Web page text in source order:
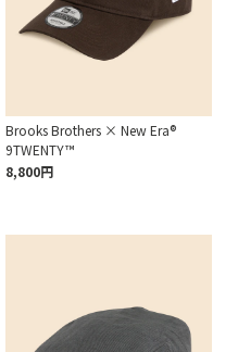
Brooks Brothers × New Era®
9TWENTY™
8,800円